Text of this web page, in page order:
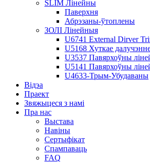
SLIM Лінейны
Паверхня
Абрэзаны-ўтоплены
ЗОЛІ Лінейныя
U6741 External Dirver
U5168 Хуткае
U3537 Павярхоўны
U5141 Павярхоўны
U4633-Трым-Убудаваны
Відэа
Праект
Звяжыцеся з намі
Пра нас
Выстава
Навіны
Сертыфікат
Спампаваць
FAQ